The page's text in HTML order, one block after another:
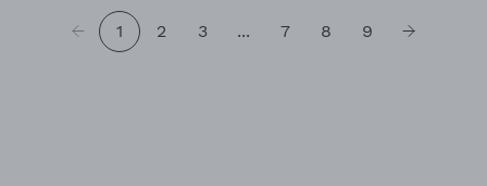
1 2 3 ... 7 8 9